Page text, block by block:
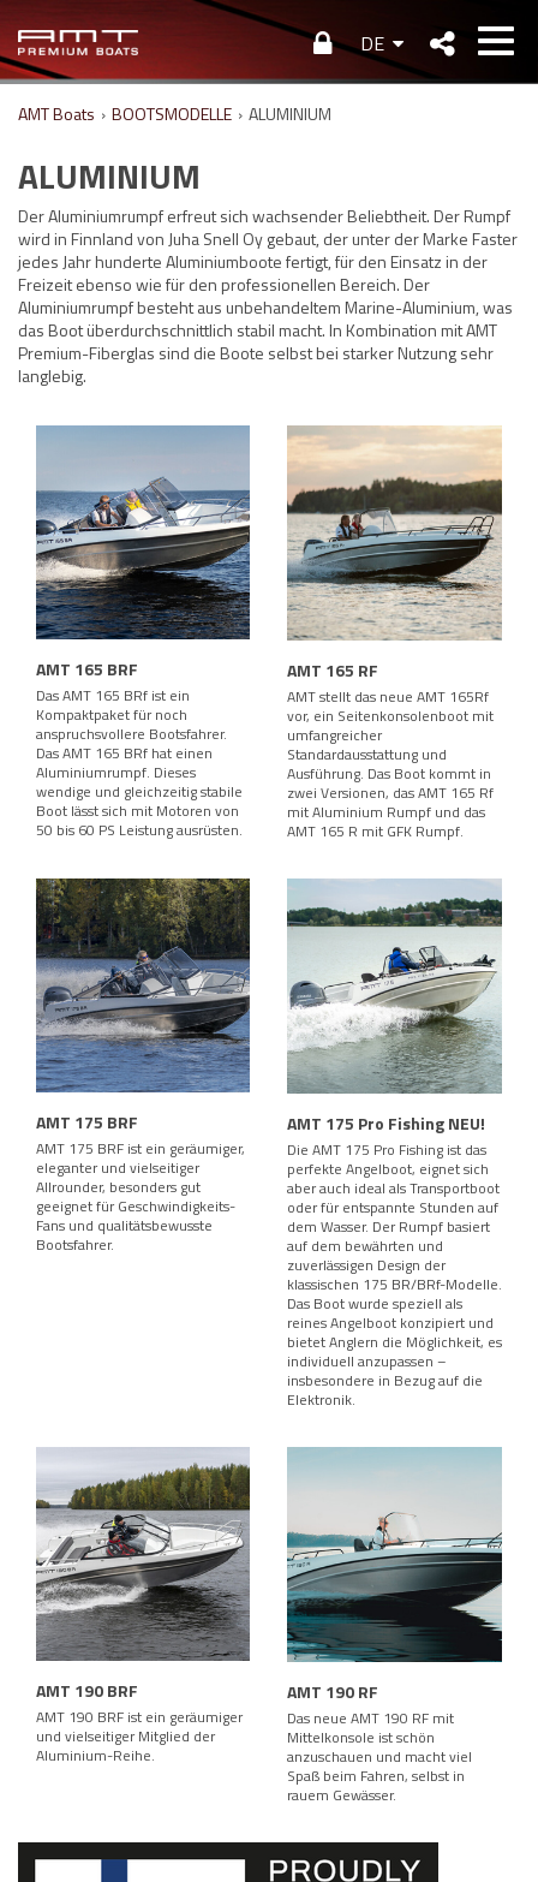
DE
AMT Boats › BOOTSMODELLE › ALUMINIUM
ALUMINIUM
Der Aluminiumrumpf erfreut sich wachsender Beliebtheit. Der Rumpf
wird in Finnland von Juha Snell Oy gebaut, der unter der Marke Faster
jedes Jahr hunderte Aluminiumboote fertigt, für den Einsatz in der
Freizeit ebenso wie für den professionellen Bereich. Der
Aluminiumrumpf besteht aus unbehandeltem Marine-Aluminium, was
das Boot überdurchschnittlich stabil macht. In Kombination mit AMT
Premium-Fiberglas sind die Boote selbst bei starker Nutzung sehr
langlebig.
AMT 165 BRF
Das AMT 165 BRf ist ein
Kompaktpaket für noch
anspruchsvollere Bootsfahrer.
Das AMT 165 BRf hat einen
Aluminiumrumpf. Dieses
wendige und gleichzeitig stabile
Boot lässt sich mit Motoren von
50 bis 60 PS Leistung ausrüsten.
AMT 165 RF
AMT stellt das neue AMT 165Rf
vor, ein Seitenkonsolenboot mit
umfangreicher
Standardausstattung und
Ausführung. Das Boot kommt in
zwei Versionen, das AMT 165 Rf
mit Aluminium Rumpf und das
AMT 165 R mit GFK Rumpf.
AMT 175 BRF
AMT 175 BRF ist ein geräumiger,
eleganter und vielseitiger
Allrounder, besonders gut
geeignet für Geschwindigkeits-
Fans und qualitätsbewusste
Bootsfahrer.
AMT 175 Pro Fishing NEU!
Die AMT 175 Pro Fishing ist das
perfekte Angelboot, eignet sich
aber auch ideal als Transportboot
oder für entspannte Stunden auf
dem Wasser. Der Rumpf basiert
auf dem bewährten und
zuverlässigen Design der
klassischen 175 BR/BRf-Modelle.
Das Boot wurde speziell als
reines Angelboot konzipiert und
bietet Anglern die Möglichkeit, es
individuell anzupassen –
insbesondere in Bezug auf die
Elektronik.
AMT 190 BRF
AMT 190 BRF ist ein geräumiger
und vielseitiger Mitglied der
Aluminium-Reihe.
AMT 190 RF
Das neue AMT 190 RF mit
Mittelkonsole ist schön
anzuschauen und macht viel
Spaß beim Fahren, selbst in
rauem Gewässer.